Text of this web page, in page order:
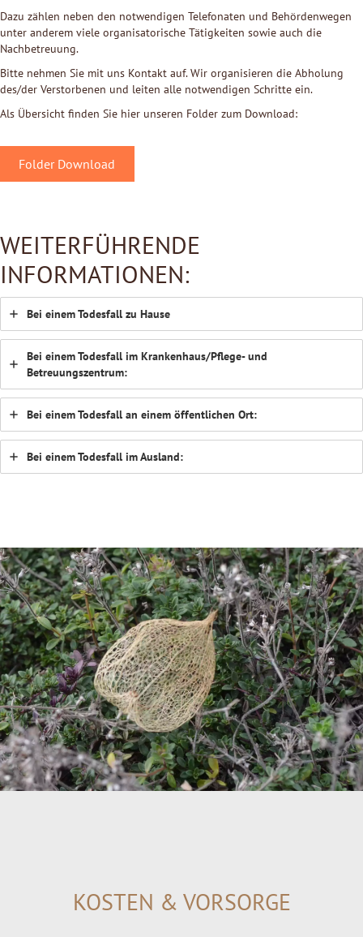
Dazu zählen neben den notwendigen Telefonaten und Behördenwegen
unter anderem viele organisatorische Tätigkeiten sowie auch die
Nachbetreuung.
Bitte nehmen Sie mit uns Kontakt auf. Wir organisieren die Abholung
des/der Verstorbenen und leiten alle notwendigen Schritte ein.
Als Übersicht finden Sie hier unseren Folder zum Download:
Folder Download
WEITERFÜHRENDE
INFORMATIONEN:
Bei einem Todesfall zu Hause
Bei einem Todesfall im Krankenhaus/Pflege- und
Betreuungszentrum:
Bei einem Todesfall an einem öffentlichen Ort:
Bei einem Todesfall im Ausland:
KOSTEN & VORSORGE